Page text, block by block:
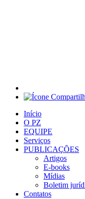
Início
O PZ
EQUIPE
Serviços
PUBLICAÇÕES
Artigos
E-books
Mídias
Boletim
Contatos